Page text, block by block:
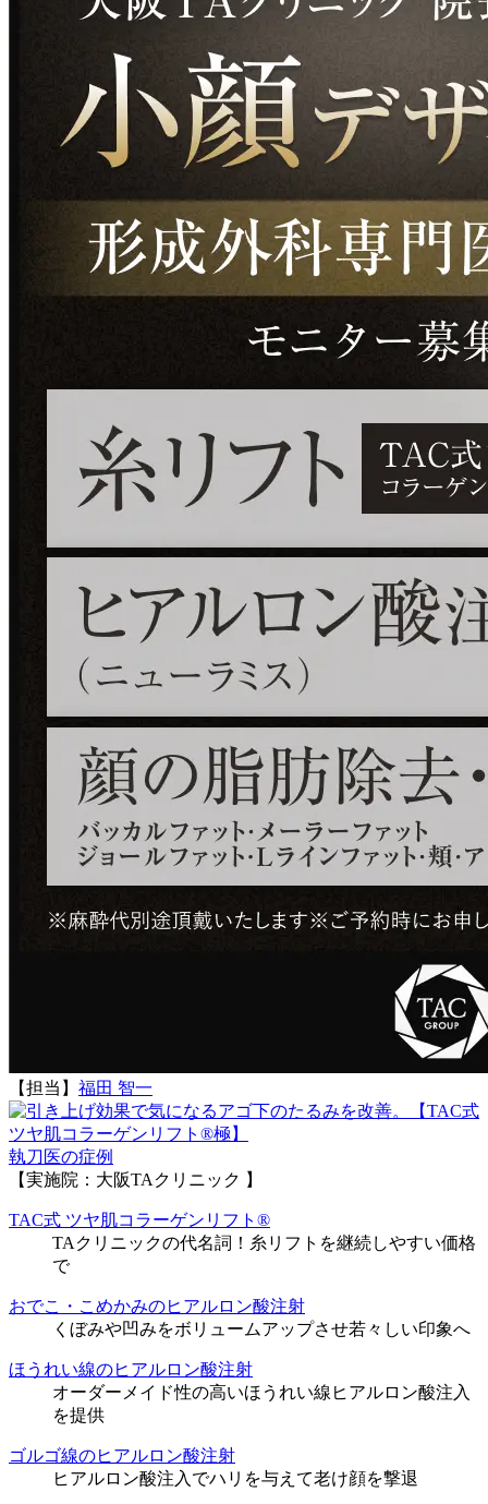
【担当】 福田 智一
執刀医の症例
【実施院：大阪TAクリニック 】
TAC式 ツヤ肌コラーゲンリフト®
TAクリニックの代名詞！糸リフトを継続しやすい価格
で
おでこ・こめかみのヒアルロン酸注射
くぼみや凹みをボリュームアップさせ若々しい印象へ
ほうれい線のヒアルロン酸注射
オーダーメイド性の高いほうれい線ヒアルロン酸注入
を提供
ゴルゴ線のヒアルロン酸注射
ヒアルロン酸注入でハリを与えて老け顔を撃退